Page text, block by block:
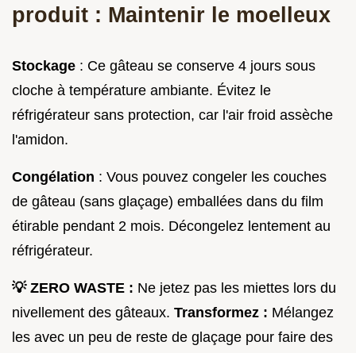
produit : Maintenir le moelleux
Stockage : Ce gâteau se conserve 4 jours sous
cloche à température ambiante. Évitez le
réfrigérateur sans protection, car l'air froid assèche
l'amidon.
Congélation : Vous pouvez congeler les couches
de gâteau (sans glaçage) emballées dans du film
étirable pendant 2 mois. Décongelez lentement au
réfrigérateur.
💡 ZERO WASTE : Ne jetez pas les miettes lors du
nivellement des gâteaux. Transformez : Mélangez
les avec un peu de reste de glaçage pour faire des